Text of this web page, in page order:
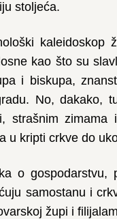
stoljeća.
kaleidoskop
kao što su
i biskupa,
No, dakako,
strašnim
u kripti crkve do
o
samostanu i
župi i